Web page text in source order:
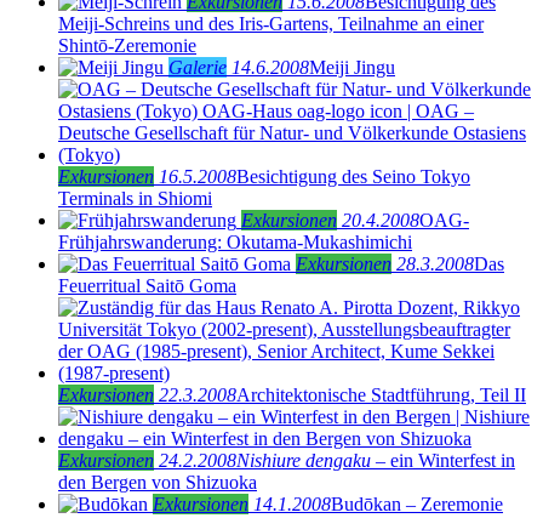
Meiji-Schreins und des Iris-Gartens, Teilnahme an einer
Shintō-Zeremonie
Galerie 14.6.2008Meiji Jingu
Exkursionen 16.5.2008Besichtigung des Seino Tokyo
Terminals in Shiomi
Exkursionen 20.4.2008OAG-
Frühjahrswanderung: Okutama-Mukashimichi
Exkursionen 28.3.2008Das
Feuerritual Saitō Goma
Exkursionen 22.3.2008Architektonische Stadtführung, Teil II
Exkursionen 24.2.2008Nishiure dengaku – ein Winterfest in
den Bergen von Shizuoka
Exkursionen 14.1.2008Budōkan – Zeremonie